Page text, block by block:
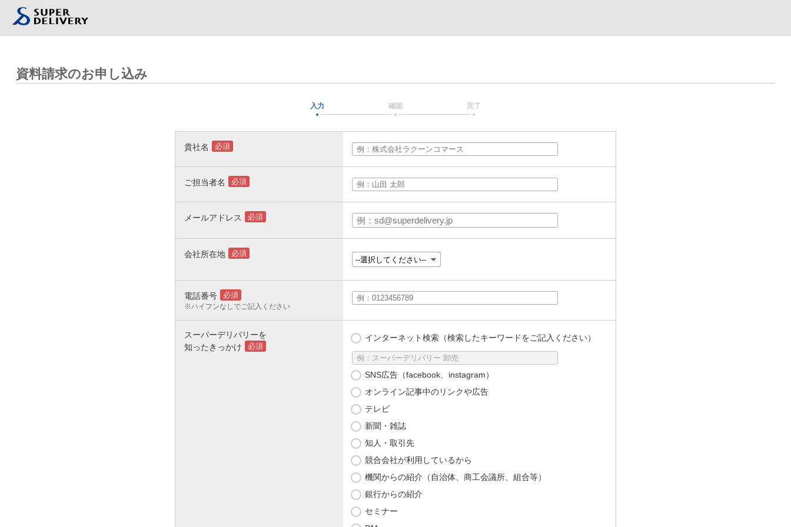
資料請求のお申し込み
入力 確認 完了
貴社名 必須
ご担当者名 必須
メールアドレス 必須
会社所在地 必須
電話番号 必須
※ハイフンなしでご記入ください
スーパーデリバリーを
知ったきっかけ
必須
インターネット検索（検索したキーワードをご記入ください）
SNS広告（facebook、instagram）
オンライン記事中のリンクや広告
テレビ
新聞・雑誌
知人・取引先
競合会社が利用しているから
機関からの紹介（自治体、商工会議所、組合等）
銀行からの紹介
セミナー